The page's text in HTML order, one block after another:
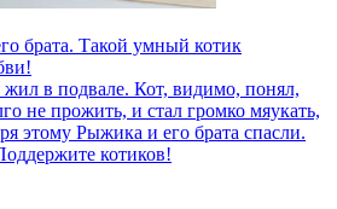
брата. Такой умный котик
в подвале. Кот, видимо, понял,
не прожить, и стал громко мяукать,
этому Рыжика и его брата спасли.
котиков!